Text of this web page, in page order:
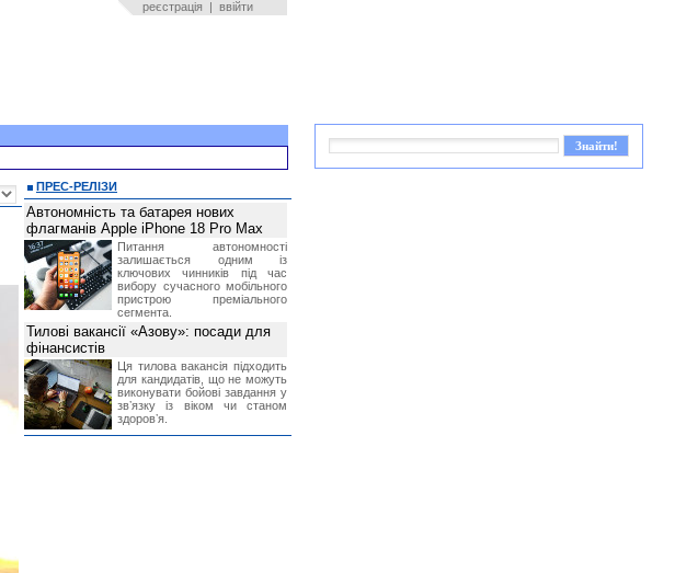
реєстрація | ввійти
ПРЕС-РЕЛІЗИ
Автономність та батарея нових
флагманів Apple iPhone 18 Pro Max
Питання автономності
залишається одним із
ключових чинників під час
вибору сучасного мобільного
пристрою преміального
сегмента.
Тилові вакансії «Азову»: посади для
фінансистів
Ця тилова вакансія підходить
для кандидатів, що не можуть
виконувати бойові завдання у
звʼязку із віком чи станом
здоровʼя.